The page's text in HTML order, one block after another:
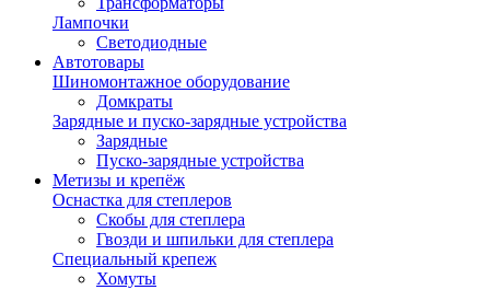
Лампочки
Светодиодные
Автотовары
Шиномонтажное оборудование
Домкраты
Зарядные и пуско-зарядные устройства
Зарядные
Пуско-зарядные устройства
Метизы и крепёж
Оснастка для степлеров
Скобы для степлера
Гвозди и шпильки для степлера
Специальный крепеж
Хомуты